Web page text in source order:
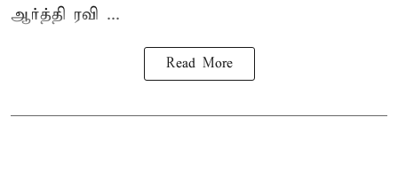
ஆர்த்தி ரவி ...
Read More